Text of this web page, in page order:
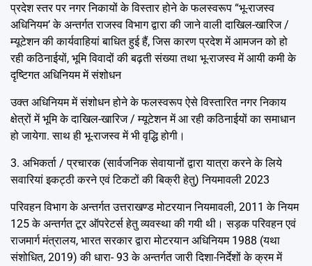
प्रदेश स्तर पर नगर निकायों के विस्तार होने के फलस्वरूप “भू-राजस्व
अधिनियम’ के अन्तर्गत राजस्व विभाग द्वारा की जाने वाली दाखिल-खारिज /
म्यूटेशन की कार्यवाहियां बाधित हुई हैं, जिस कारण प्रदेश में आमजन को हो
रही कठिनाईयों, भूमि विवादों की बढ़ती संख्या तथा भू-राजस्व में आयी कमी के
दृष्टिगत अधिनियम में संशोधन
उक्त अधिनियम में संशोधन होने के फलस्वरूप ऐसे विस्तारित नगर निकाय
क्षेत्रों में भूमि के दाखिल-खारिज / म्यूटेशन में आ रही कठिनाईयों का समाधान
हो जायेगा. साथ ही भू-राजस्व में भी वृद्धि होगी।
3. अभिकर्ता / प्रचारक (सार्वजनिक सेवायानों द्वारा यात्रा करने के लिये
सवारियां इकट्ठी करने एवं टिकटों की बिक्री हेतु) नियमावली 2023
परिवहन विभाग के अन्तर्गत उत्तराखण्ड मोटरयान नियमावली, 2011 के नियम
125 के अन्तर्गत टूर ऑपरेटर्स हेतु व्यवस्था की गयी थी। सड़क परिवहन एवं
राजमार्ग मंत्रालय, भारत सरकार द्वारा मोटरयान अधिनियम 1988 (यथा
संशोधित, 2019) की धारा- 93 के अन्तर्गत जारी दिशा-निर्देशों के क्रम में